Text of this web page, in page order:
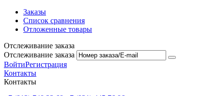
Заказы
Список сравнения
Отложенные товары
Отслеживание заказа
Отслеживание заказа
ВойтиРегистрация
Контакты
Контакты